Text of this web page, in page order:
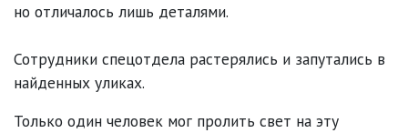
но отличалось лишь деталями.
Сотрудники спецотдела растерялись и запутались в
найденных уликах.
Только один человек мог пролить свет на эту